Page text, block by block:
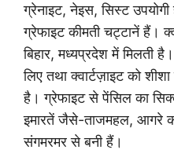
ग्रेनाइट, नेइस, सिस्ट
ग्रेफाइट कीमती चट्टानें हैं।
बिहार, मध्यप्रदेश में मिलती
लिए तथा क्वार्टज़ाइट को
है। ग्रेफाइट से पेंसिल का
इमारतें जैसे-ताजमहल, आगरे
संगमरमर से बनी हैं।